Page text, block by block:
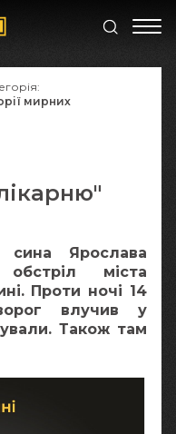
Ярослава
обстріл міста
Проти ночі 14
влучив у
Також там
мирних